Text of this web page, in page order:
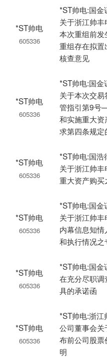
*ST帅电
605336
*ST帅电:国金
关于浙江帅
本次重组前
重组存在拟
核查意见
*ST帅电
605336
*ST帅电:国金
关于本次交
管指引第9号
和实施重大
求第四条规
*ST帅电
605336
*ST帅电:国浩
关于浙江帅
重大资产购
*ST帅电
605336
*ST帅电:国金
关于浙江帅
内幕信息知
和执行情况
*ST帅电
605336
*ST帅电:国金
在充分尽职调
具的承诺函
*ST帅电
605336
*ST帅电:浙江
公司董事会
布前公司股
明